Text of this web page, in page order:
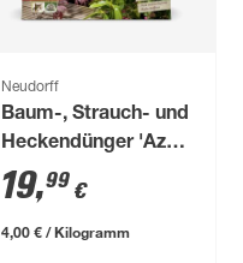
Neudorff
Baum-, Strauch- und
Heckendünger 'Azet'
5 kg
19,99 €
4,00 € / Kilogramm